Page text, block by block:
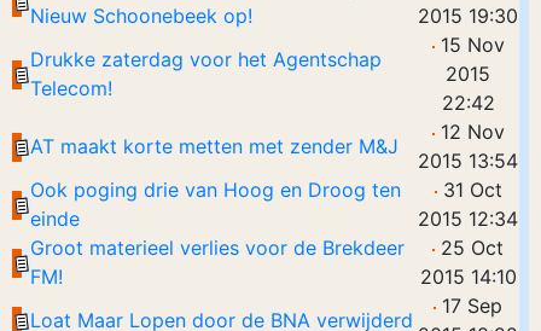
Nieuw Schoonebeek op!
2015 19:30
Drukke zaterdag voor het Agentschap
Telecom!
15 Nov
2015
22:42
AT maakt korte metten met zender M&J
12 Nov
2015 13:54
Ook poging drie van Hoog en Droog ten
einde
31 Oct
2015 12:34
Groot materieel verlies voor de Brekdeer
FM!
25 Oct
2015 14:10
Loat Maar Lopen door de BNA verwijderd
17 Sep